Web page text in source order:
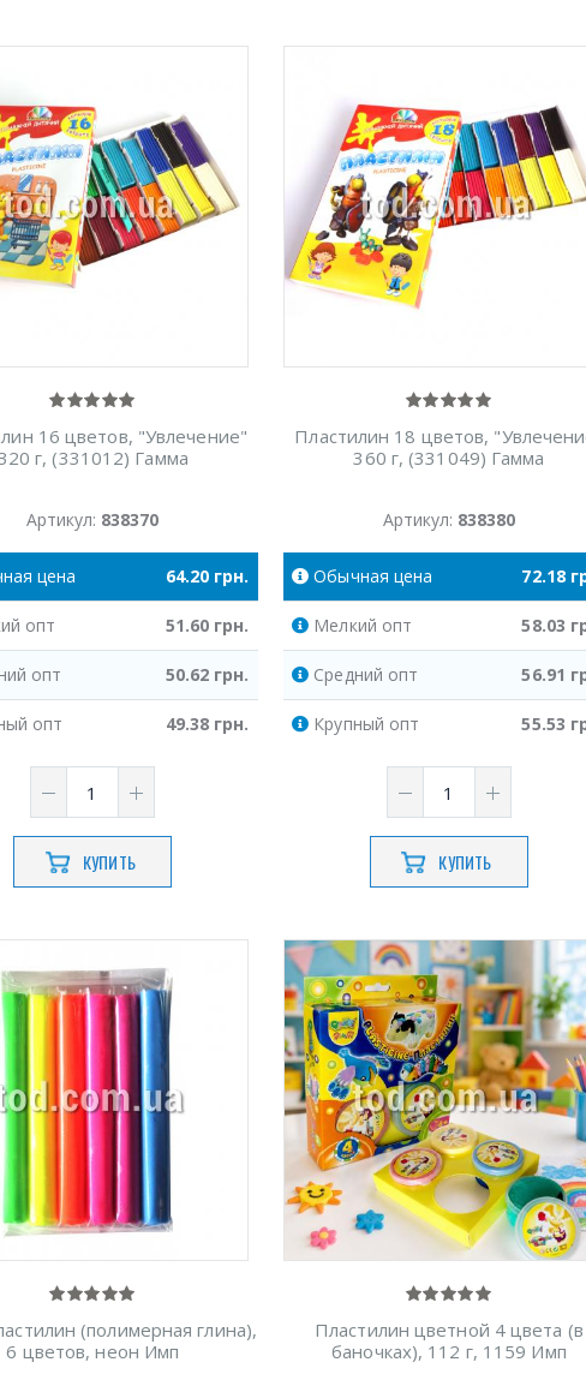
16 цветов, "Увлечение"
г, (331012) Гамма
Артикул: 838370
цена 64.20 грн.
опт 51.60 грн.
опт 50.62 грн.
опт 49.38 грн.
КУПИТЬ
Пластилин 18 цветов,
360 г, (331049) Гамма
Артикул: 838380
Обычная цена 72.18
Мелкий опт 58.03
Средний опт 56.91
Крупный опт 55.53
КУПИТЬ
(полимерная глина),
6 цветов, неон Имп
Пластилин цветной 4 цвета (в
баночках), 112 г, 1159 Имп